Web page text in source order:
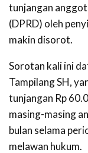
tunjangan
(DPRD) oleh
makin disorot.
Sorotan kali ini
Tampilang SH,
tunjangan Rp
masing-masing
bulan selama
melawan hukum.